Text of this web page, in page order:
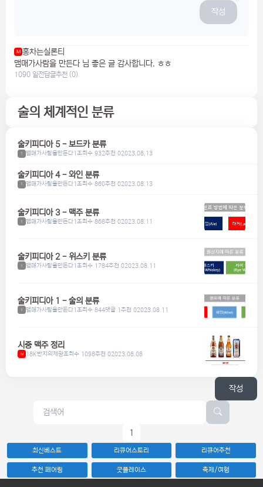
작성
M 홍차는실론티
맴매가사람을 만든다 님 좋은 글 감사합니다. ㅎㅎ
1090 일전답글추천 (0)
술의 체계적인 분류
술키피디아 5 - 보드카 분류
1 맴매가사람을만든다1 조회수 932추천 02023.08.13
술키피디아 4 - 와인 분류
1 맴매가사람을만든다1 조회수 860추천 02023.08.13
술키피디아 3 - 맥주 분류
1 맴매가사람을만든다1조회수 868추천 02023.08.11
술키피디아 2 - 위스키 분류
1 맴매가사람을만든다1조회수 1784추천 02023.08.11
술키피디아 1 - 술의 분류
1 맴매가사람을만든다1조회수 844댓글 1추천 02023.08.11
시중 맥주 정리
M 18K반지의제왕조회수 1098추천 02023.08.08
작성
1
최신베스트 리큐어스토리 리큐어추천
추천 페어링 굿플레이스 축제/여행